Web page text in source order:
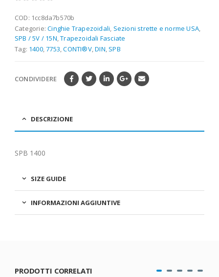
COD: 1cc8da7b570b
Categorie:Cinghie Trapezoidali Sezioni strette e norme USA
SPB / 5V / 15N ,Trapezoidali Fasciate
Tag: 1400,7753 ,CONTI®V,DIN SPB
CONDIVIDERE
DESCRIZIONE
SPB 1400
SIZE GUIDE
INFORMAZIONI AGGIUNTIVE
PRODOTTI CORRELATI